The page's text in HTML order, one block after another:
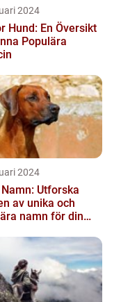
2024
Hund: En Översikt
Populära
2024
Utforska
av unika och
namn för din